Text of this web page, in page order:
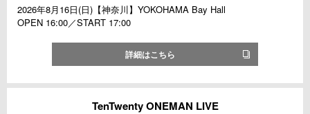
2026年8月16日(日)【神奈川】YOKOHAMA Bay Hall
OPEN 16:00／START 17:00
詳細はこちら
TenTwenty ONEMAN LIVE